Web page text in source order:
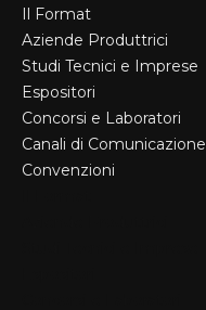
Il Format
Aziende Produttrici
Studi Tecnici e Imprese
Espositori
Concorsi e Laboratori
Canali di Comunicazione
Convenzioni